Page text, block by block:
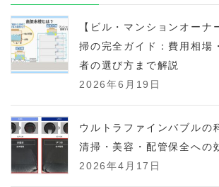
【ビル・マンションオーナ
掃の完全ガイド：費用相場
者の選び方まで解説
2026年6月19日
ウルトラファインバブルの
清掃・美容・配管保全への
2026年4月17日